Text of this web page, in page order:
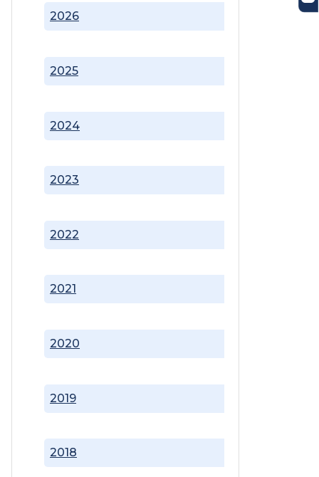
2018
2019
2020
2021
2022
2023
2024
2025
2026